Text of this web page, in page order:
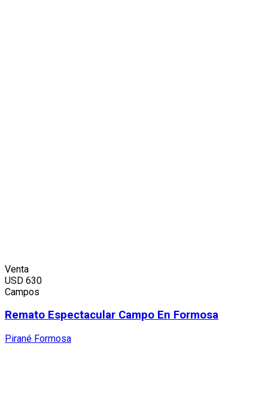
Venta
USD 630
Campos
Remato Espectacular Campo En Formosa
Pirané Formosa